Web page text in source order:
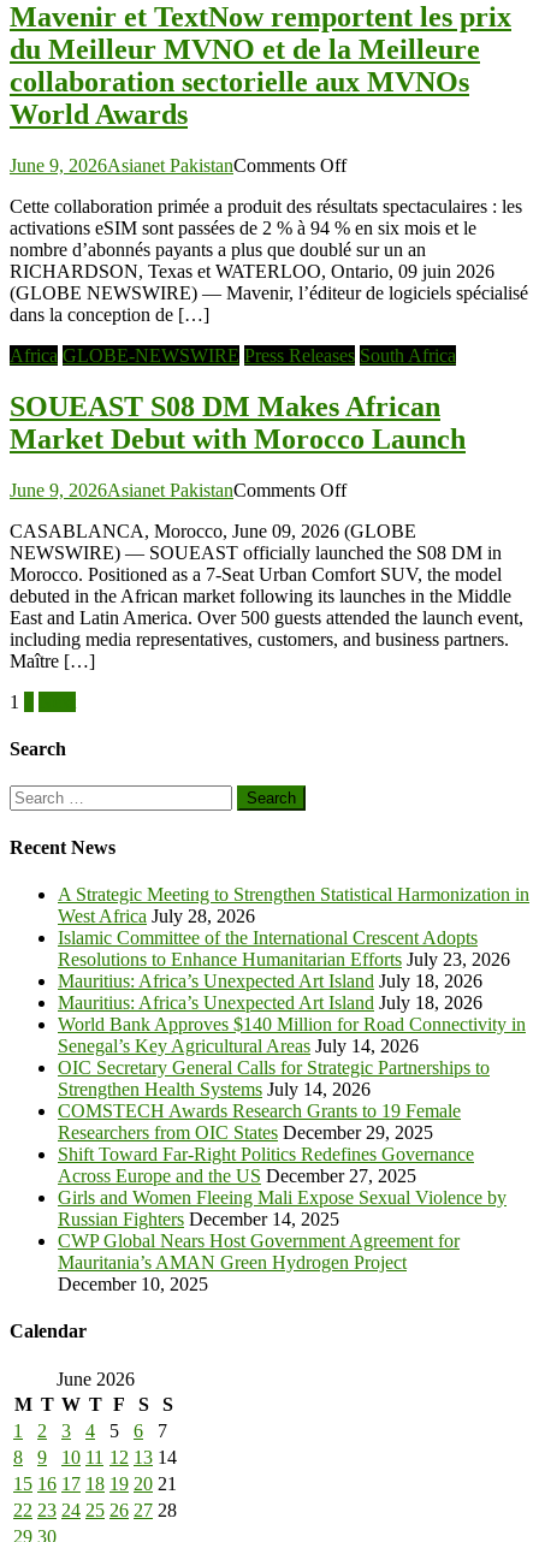
de
la
Meilleure
collaboration
sectorielle
World
Mavenir et TextNow remportent les prix
du Meilleur MVNO et de la Meilleure
collaboration sectorielle aux MVNOs
World Awards
June 9, 2026Asianet PakistanComments Offon
et
TextNow
remportent
les
prix
MVNO
de
la
Meilleure
sectorielle
MVNOs
World
Awards
Cette collaboration primée a produit des résultats spectaculaires : les
activations eSIM sont passées de 2 % à 94 % en six mois et le
nombre d’abonnés payants a plus que doublé sur un an
RICHARDSON, Texas et WATERLOO, Ontario, 09 juin 2026
(GLOBE NEWSWIRE) — Mavenir, l’éditeur de logiciels spécialisé
dans la conception de […]
Africa GLOBE-NEWSWIRE Press Releases South Africa
SOUEAST S08 DM Makes African
Market Debut with Morocco Launch
June 9, 2026Asianet PakistanComments Offon
S08
DM
Makes
African
Market
Debut
CASABLANCA, Morocco, June 09, 2026 (GLOBE
NEWSWIRE) — SOUEAST officially launched the S08 DM in
Morocco. Positioned as a 7-Seat Urban Comfort SUV, the model
debuted in the African market following its launches in the Middle
East and Latin America. Over 500 guests attended the launch event,
including media representatives, customers, and business partners.
Maître […]
Posts
pagination
1
Search
Search
for:
Recent News
A Strategic Meeting to Strengthen Statistical Harmonization in
West Africa July 28, 2026
Islamic Committee of the International Crescent Adopts
Resolutions to Enhance Humanitarian Efforts July 23, 2026
Mauritius: Africa’s Unexpected Art Island July 18, 2026
Mauritius: Africa’s Unexpected Art Island July 18, 2026
World Bank Approves $140 Million for Road Connectivity in
Senegal’s Key Agricultural Areas July 14, 2026
OIC Secretary General Calls for Strategic Partnerships to
Strengthen Health Systems July 14, 2026
COMSTECH Awards Research Grants to 19 Female
Researchers from OIC States December 29, 2025
Shift Toward Far-Right Politics Redefines Governance
Across Europe and the US December 27, 2025
Girls and Women Fleeing Mali Expose Sexual Violence by
Russian Fighters December 14, 2025
CWP Global Nears Host Government Agreement for
Mauritania’s AMAN Green Hydrogen Project
December 10, 2025
Calendar
June 2026
M T W T F S
S
1
2 3 4 5 6
7
8
9 10 11 12 13 14
15 16 17 18 19 20 21
22 23 24 25 26 27 28
29 30